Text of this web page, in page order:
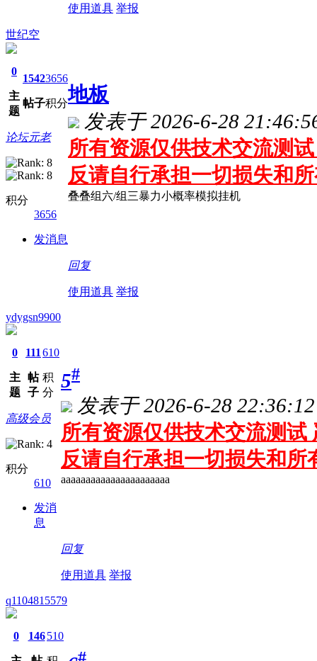
使用道具 举报
世纪空
0
主
题
1542
帖子
3656
积分
论坛元老
积分
3656
发消息
地板
发表于 2026-6-28
所有资源仅供技术交流测
反请自行承担一切损失和
叠叠组六/组三暴力小概率模拟挂机
回复
使用道具 举报
ydygsn9900
0
主
题
111
帖
子
610
积
分
高级会员
积分
610
发消
息
5#
发表于 2026-6-28 22:36:12
所有资源仅供技术交流测试
反请自行承担一切损失和所
aaaaaaaaaaaaaaaaaaaaaa
回复
使用道具 举报
q1104815579
0 146 510